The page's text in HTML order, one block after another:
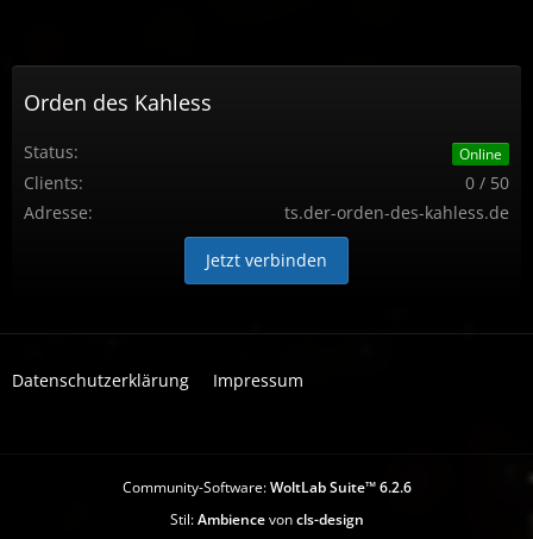
Orden des Kahless
Status: Online
Clients:
0 / 50
Adresse:
ts.der-orden-des-kahless.de
Jetzt verbinden
Datenschutzerklärung Impressum
Community-Software:WoltLab Suite™ 6.2.6
Stil:Ambiencevoncls-design